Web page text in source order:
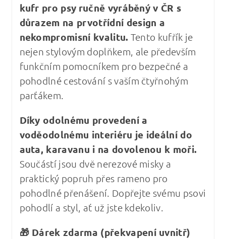
kufr pro psy ručně vyráběný v ČR s
důrazem na prvotřídní design a
nekompromisní kvalitu. Tento kufřík je
nejen stylovým doplňkem, ale především
funkčním pomocníkem pro bezpečné a
pohodlné cestování s vaším čtyřnohým
parťákem.
Díky odolnému provedení a
voděodolnému interiéru je ideální do
auta, karavanu i na dovolenou k moři.
Součástí jsou dvě nerezové misky a
praktický popruh přes rameno pro
pohodlné přenášení. Dopřejte svému psovi
pohodlí a styl, ať už jste kdekoliv.
🎁 Dárek zdarma (překvapení uvnitř)